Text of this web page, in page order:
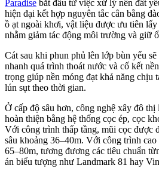
Paradise bắt đầu từ việc xử lý nền đất
hiện đại kết hợp nguyên tắc cân bằng
ồ ạt ngoài khơi, vật liệu được ưu tiên
nhằm giảm tác động môi trường và giữ
Cát sau khi phun phủ lên lớp bùn yếu
nhanh quá trình thoát nước và cố kết
trọng giúp nền móng đạt khả năng chịu
lún sụt theo thời gian.
Ở cấp độ sâu hơn, công nghệ xây đô
hoàn thiện bằng hệ thống cọc ép, cọc
Với công trình thấp tầng, mũi cọc được
sâu khoảng 36–40m. Với công trình
65–80m, tương đương các tiêu chuẩn
án biểu tượng như Landmark 81 hay